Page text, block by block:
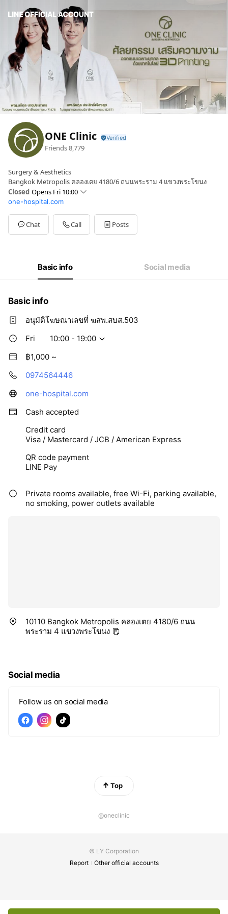
ONE Clinic
Friends8,779
Surgery & Aesthetics
Bangkok Metropolis คลองเตย 4180/6 ถนนพระราม 4 แขวงพระโขนง
Closed Opens Fri 10:00
Sun10:00 - 19:00
Mon10:00 - 19:00
Tue10:00 - 19:00
Wed10:00 - 19:00
10:00 - 19:00
one-hospital.com
Chat Call Posts
Basic info Social media
Basic info
อนุมัติโฆษณาเลขที่ ฆสพ.สบส.503
Fri
10:00 - 19:00
฿1,000 ~
0974564446
one-hospital.com
Cash accepted
Credit card
Visa / Mastercard / JCB / American Express
QR code payment
LINE Pay
Private rooms available, free Wi-Fi, parking available,
no smoking, power outlets available
10110 Bangkok Metropolis คลองเตย 4180/6 ถนน
พระราม 4 แขวงพระโขนง
Social media
Follow us on social media
Top
@oneclinic
© LY Corporation
Report
Other official accounts